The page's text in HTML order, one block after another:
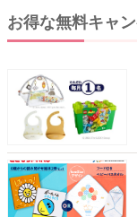
お得な無料キャ